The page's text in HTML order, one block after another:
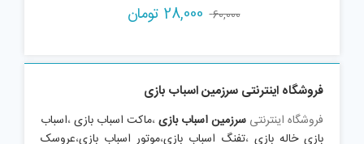
60,000
Original
60,000 تومان.
28,000 تومان
28,000 تومان.
فروشگاه اینترنتی سرزمین اسباب بازی
فروشگاه اینترنتی سرزمین اسباب بازی،ماکت اسباب بازی،اسباب
بازی خاله بازی ،تفنگ اسباب بازی،موتور اسباب بازی،عروسک